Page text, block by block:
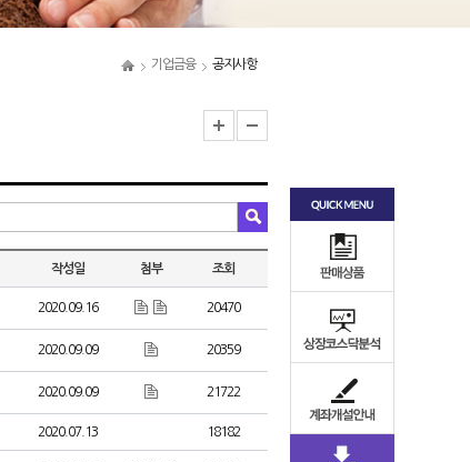
기업금융 공지사항
작성일 첨부 조회
2020.09.16 20470
2020.09.09 20359
2020.09.09 21722
2020.07.13 18182